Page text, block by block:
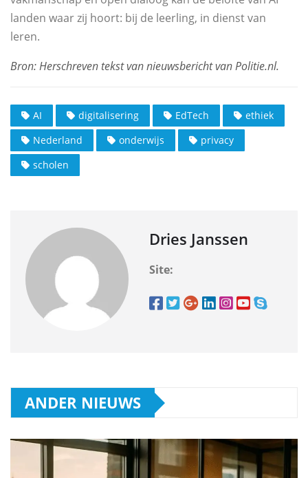
landen waar zij hoort: bij de leerling, in dienst van
leren.
AI digitalisering EdTech
ethiek
Nederland
onderwijs
privacy
scholen
Dries Janssen
Site:
ANDER NIEUWS